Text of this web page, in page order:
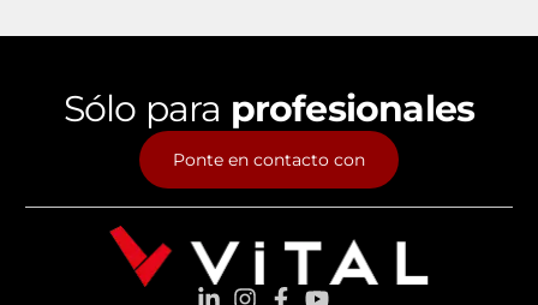
Sólo para profesionales
Ponte en contacto con